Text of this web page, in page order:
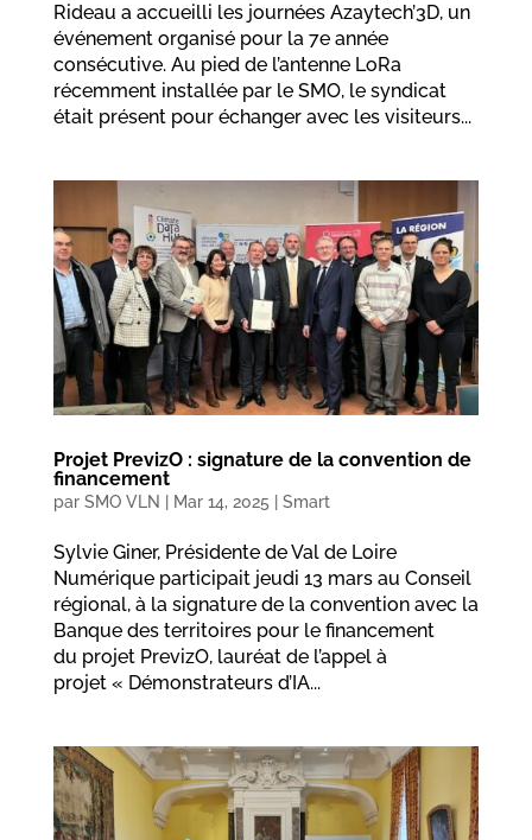
Rideau a accueilli les journées Azaytech’3D, un
événement organisé pour la 7e année
consécutive. Au pied de l’antenne LoRa
récemment installée par le SMO, le syndicat
était présent pour échanger avec les visiteurs...
Projet PrevizO : signature de la convention de
financement
par SMO VLN Mar 14, 2025 Smart
Sylvie Giner, Présidente de Val de Loire
Numérique participait jeudi 13 mars au Conseil
régional, à la signature de la convention avec la
Banque des territoires pour le financement
du projet PrevizO, lauréat de l’appel à
projet « Démonstrateurs d’IA...